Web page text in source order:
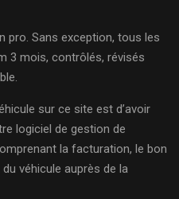
pro. Sans exception, tous les
3 mois, contrôlés, révisés
sur ce site est d’avoir
logiciel de gestion de
la facturation, le bon
véhicule auprès de la